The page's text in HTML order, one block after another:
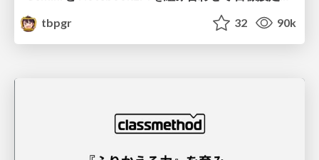
tbpgr
32 90k